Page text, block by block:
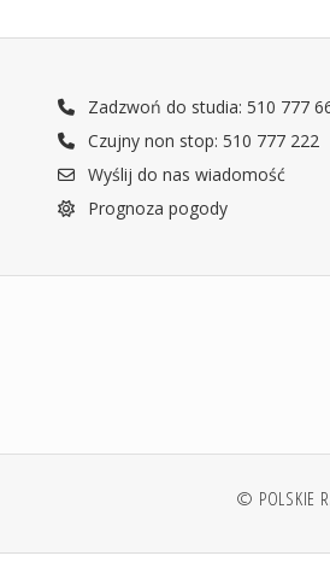
Zadzwoń do studia: 510 777
Czujny non stop: 510 777 222
Wyślij do nas wiadomość
Prognoza pogody
© POLSKIE